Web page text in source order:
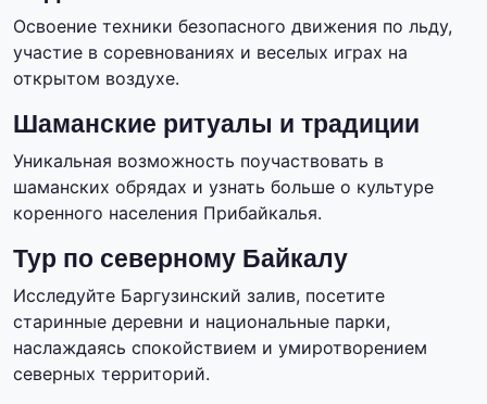
Освоение техники безопасного движения по льду,
участие в соревнованиях и веселых играх на
открытом воздухе.
Шаманские ритуалы и традиции
Уникальная возможность поучаствовать в
шаманских обрядах и узнать больше о культуре
коренного населения Прибайкалья.
Тур по северному Байкалу
Исследуйте Баргузинский залив, посетите
старинные деревни и национальные парки,
наслаждаясь спокойствием и умиротворением
северных территорий.